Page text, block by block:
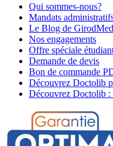
Qui sommes-nous?
Mandats
Le Blog de
Nos engagements
Offre spéciale
Demande de devis
Bon de commande
Découvrez Doctolib
Découvrez Doctolib